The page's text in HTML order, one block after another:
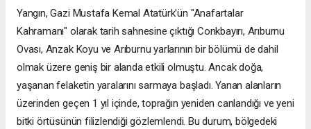
Yangın, Gazi Mustafa Kemal Atatürk'ün "Anafartalar
Kahramanı" olarak tarih sahnesine çıktığı Conkbayırı, Arıburnu
Ovası, Anzak Koyu ve Arıburnu yarlarının bir bölümü de dahil
olmak üzere geniş bir alanda etkili olmuştu. Ancak doğa,
yaşanan felaketin yaralarını sarmaya başladı. Yanan alanların
üzerinden geçen 1 yıl içinde, toprağın yeniden canlandığı ve yeni
bitki örtüsünün filizlendiği gözlemlendi. Bu durum, bölgedeki